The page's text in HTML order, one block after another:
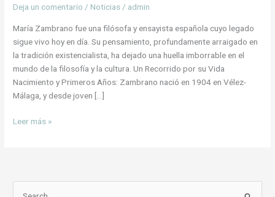
Deja un comentario / Noticias / admin
María Zambrano fue una filósofa y ensayista española cuyo legado
sigue vivo hoy en día. Su pensamiento, profundamente arraigado en
la tradición existencialista, ha dejado una huella imborrable en el
mundo de la filosofía y la cultura. Un Recorrido por su Vida
Nacimiento y Primeros Años: Zambrano nació en 1904 en Vélez-
Málaga, y desde joven […]
Leer más »